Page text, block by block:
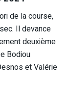
de la course,
Il devance
deuxième
Bodiou
et Valérie